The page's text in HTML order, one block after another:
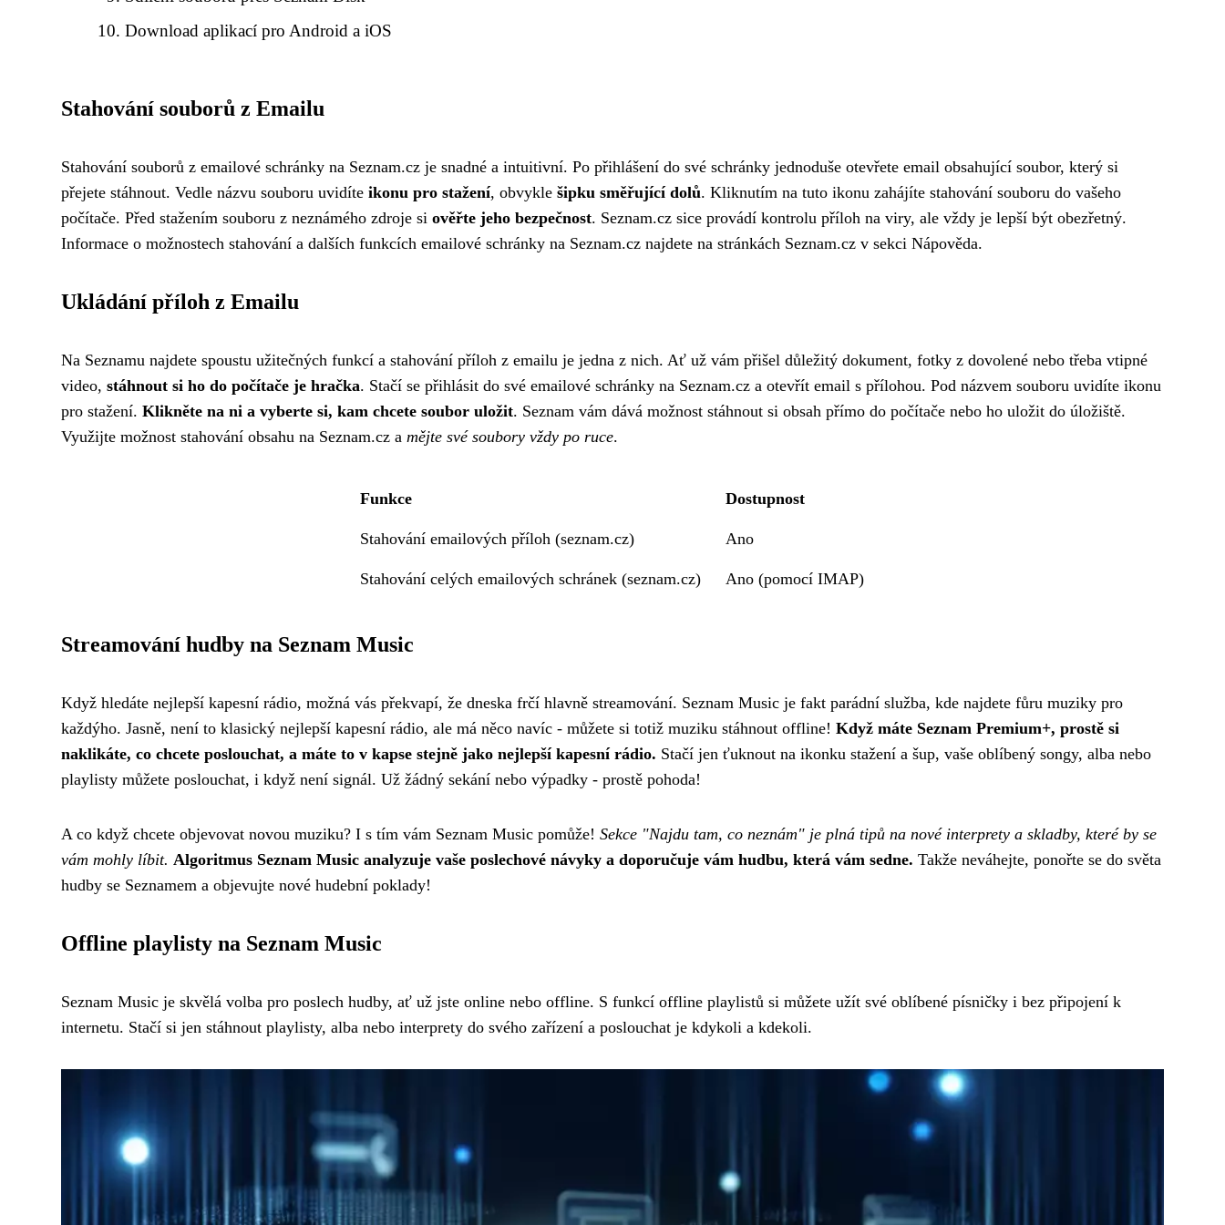
Download aplikací pro Android a iOS
Stahování souborů z Emailu
Stahování souborů z emailové schránky na Seznam.cz je snadné a intuitivní. Po přihlášení do své schránky jednoduše otevřete email obsahující soubor, který si
přejete stáhnout. Vedle názvu souboru uvidíte ikonu pro stažení, obvykle šipku směřující dolů. Kliknutím na tuto ikonu zahájíte stahování souboru do vašeho
počítače. Před stažením souboru z neznámého zdroje si ověřte jeho bezpečnost. Seznam.cz sice provádí kontrolu příloh na viry, ale vždy je lepší být obezřetný.
Informace o možnostech stahování a dalších funkcích emailové schránky na Seznam.cz najdete na stránkách Seznam.cz v sekci Nápověda.
Ukládání příloh z Emailu
Na Seznamu najdete spoustu užitečných funkcí a stahování příloh z emailu je jedna z nich. Ať už vám přišel důležitý dokument, fotky z dovolené nebo třeba vtipné
video, stáhnout si ho do počítače je hračka. Stačí se přihlásit do své emailové schránky na Seznam.cz a otevřít email s přílohou. Pod názvem souboru uvidíte ikonu
pro stažení. Klikněte na ni a vyberte si, kam chcete soubor uložit. Seznam vám dává možnost stáhnout si obsah přímo do počítače nebo ho uložit do úložiště.
Využijte možnost stahování obsahu na Seznam.cz a mějte své soubory vždy po ruce.
Funkce Dostupnost
Stahování emailových příloh (seznam.cz) Ano
Stahování celých emailových schránek (seznam.cz) Ano (pomocí IMAP)
Streamování hudby na Seznam Music
Když hledáte nejlepší kapesní rádio, možná vás překvapí, že dneska frčí hlavně streamování. Seznam Music je fakt parádní služba, kde najdete fůru muziky pro
každýho. Jasně, není to klasický nejlepší kapesní rádio, ale má něco navíc - můžete si totiž muziku stáhnout offline! Když máte Seznam Premium+, prostě si
naklikáte, co chcete poslouchat, a máte to v kapse stejně jako nejlepší kapesní rádio. Stačí jen ťuknout na ikonku stažení a šup, vaše oblíbený songy, alba nebo
playlisty můžete poslouchat, i když není signál. Už žádný sekání nebo výpadky - prostě pohoda!
A co když chcete objevovat novou muziku? I s tím vám Seznam Music pomůže! Sekce "Najdu tam, co neznám" je plná tipů na nové interprety a skladby, které by se
vám mohly líbit. Algoritmus Seznam Music analyzuje vaše poslechové návyky a doporučuje vám hudbu, která vám sedne. Takže neváhejte, ponořte se do světa
hudby se Seznamem a objevujte nové hudební poklady!
Offline playlisty na Seznam Music
Seznam Music je skvělá volba pro poslech hudby, ať už jste online nebo offline. S funkcí offline playlistů si můžete užít své oblíbené písničky i bez připojení k
internetu. Stačí si jen stáhnout playlisty, alba nebo interprety do svého zařízení a poslouchat je kdykoli a kdekoli.